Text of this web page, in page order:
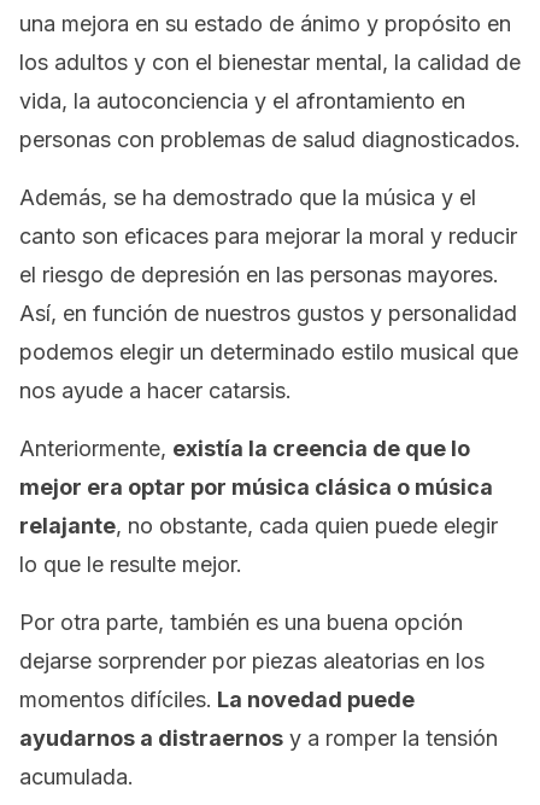
una mejora en su estado de ánimo y propósito en
los adultos y con el bienestar mental, la calidad de
vida, la autoconciencia y el afrontamiento en
personas con problemas de salud diagnosticados.
Además, se ha demostrado que la música y el
canto son eficaces para mejorar la moral y reducir
el riesgo de depresión en las personas mayores.
Así, en función de nuestros gustos y personalidad
podemos elegir un determinado estilo musical que
nos ayude a hacer catarsis.
Anteriormente, existía la creencia de que lo
mejor era optar por música clásica o música
relajante, no obstante, cada quien puede elegir
lo que le resulte mejor.
Por otra parte, también es una buena opción
dejarse sorprender por piezas aleatorias en los
momentos difíciles. La novedad puede
ayudarnos a distraernos y a romper la tensión
acumulada.